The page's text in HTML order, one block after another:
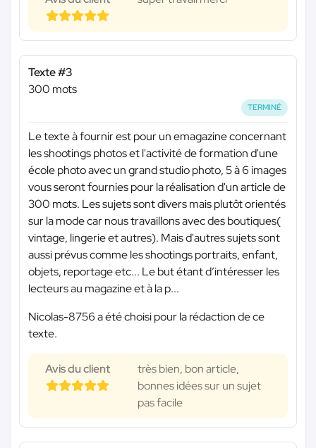
Texte #3
300 mots
TERMINÉ
Le texte à fournir est pour un emagazine concernant
les shootings photos et l'activité de formation d'une
école photo avec un grand studio photo, 5 à 6 images
vous seront fournies pour la réalisation d'un article de
300 mots. Les sujets sont divers mais plutôt orientés
sur la mode car nous travaillons avec des boutiques(
vintage, lingerie et autres). Mais d'autres sujets sont
aussi prévus comme les shootings portraits, enfant,
objets, reportage etc... Le but étant d’intéresser les
lecteurs au magazine et à la p...
Nicolas-8756 a été choisi pour la rédaction de ce
texte.
Avis du client
très bien, bon article,
bonnes idées sur un sujet
pas facile